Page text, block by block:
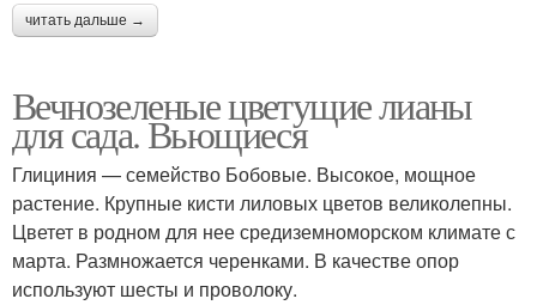
читать дальше →
Вечнозеленые цветущие лианы
для сада. Вьющиеся
Глициния — семейство Бобовые. Высокое, мощное
растение. Крупные кисти лиловых цветов великолепны.
Цветет в родном для нее средиземноморском климате с
марта. Размножается черенками. В качестве опор
используют шесты и проволоку.